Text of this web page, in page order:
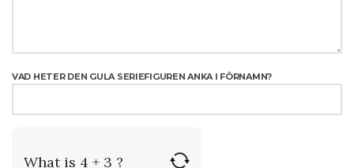
VAD HETER DEN GULA SERIEFIGUREN ANKA I FÖRNAMN?
What is 4 + 3 ?